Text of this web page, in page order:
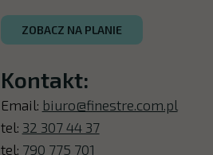
ZOBACZ NA PLANIE
Kontakt:
Email: biuro@finestre.com.pl
tel: 32 307 44 37
tel: 790 775 701